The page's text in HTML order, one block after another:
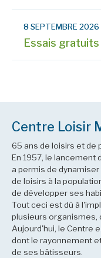
8 SEPTEMBRE 2026
Essais
Centre Loisir
65 ans de loisirs et de
En 1957, le lancement
a permis de
de loisirs à la
de développer ses
Tout ceci est dû à
plusieurs organismes,
Aujourd'hui, le Centre
dont le rayonnement
de ses bâtisseurs.